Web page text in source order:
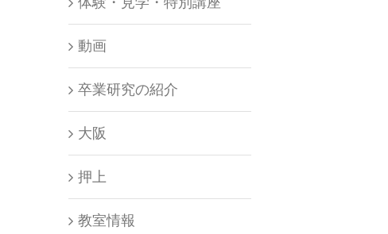
動画
卒業研究の紹介
大阪
押上
教室情報